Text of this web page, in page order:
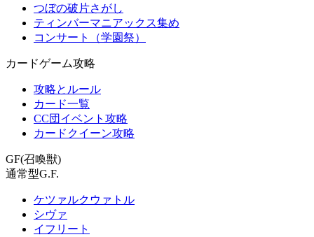
つぼの破片さがし
ティンバーマニアックス集め
コンサート（学園祭）
カードゲーム攻略
攻略とルール
カード一覧
CC団イベント攻略
カードクイーン攻略
GF(召喚獣)
通常型G.F.
ケツァルクウァトル
シヴァ
イフリート